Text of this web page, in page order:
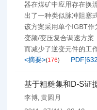
器在煤矿中应用存在换
出了一种类似脉冲阻塞
该方案采用单个IGBT作
变频/变压复合调速方案
而减少了逆变元件的工
<摘要>(176) PDF[
基于粗糙集和D-S证
李博, 黄圆月